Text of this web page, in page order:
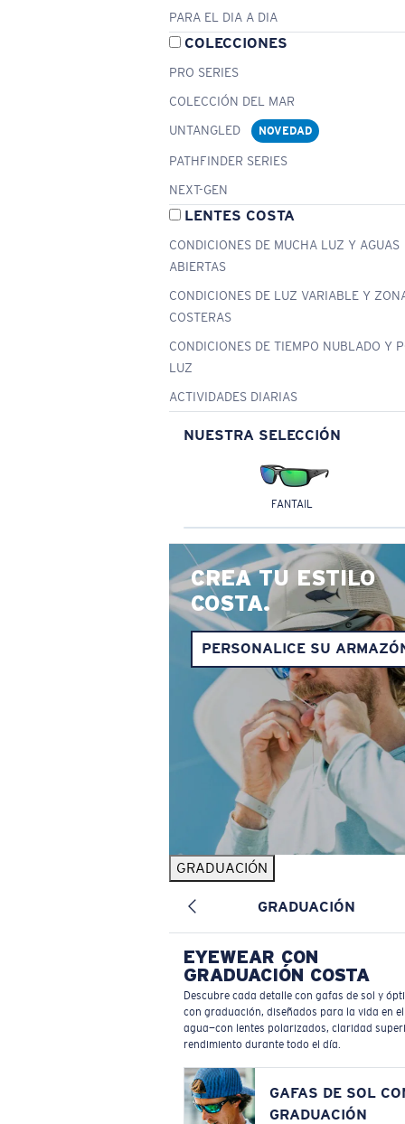
PARA EL DIA A DIA
COLECCIONES
PRO SERIES
COLECCIÓN DEL MAR
UNTANGLED
NOVEDAD
PATHFINDER SERIES
NEXT-GEN
LENTES COSTA
CONDICIONES DE MUCHA LUZ Y AGUAS
ABIERTAS
CONDICIONES DE LUZ VARIABLE Y
COSTERAS
CONDICIONES DE TIEMPO NUBLADO Y
LUZ
ACTIVIDADES DIARIAS
NUESTRA SELECCIÓN
FANTAIL
CREA TU ESTILO
COSTA.
PERSONALICE SU
GRADUACIÓN
GRADUACIÓN
EYEWEAR CON
GRADUACIÓN COSTA
Descubre cada detalle con gafas de sol y
con graduación, diseñados para la vida en el
agua—con lentes polarizados, claridad
rendimiento durante todo el día.
GAFAS DE SOL
GRADUACIÓN